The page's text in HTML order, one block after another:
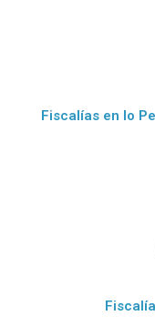
Fiscalías en lo